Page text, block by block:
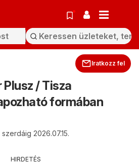
Iratkozz fel
Plusz / Tisza
formában
2026.07.15.
HIRDETÉS